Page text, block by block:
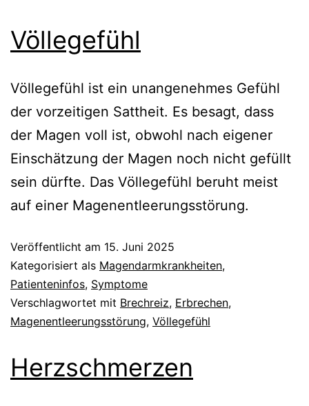
Völlegefühl
Völlegefühl ist ein unangenehmes Gefühl
der vorzeitigen Sattheit. Es besagt, dass
der Magen voll ist, obwohl nach eigener
Einschätzung der Magen noch nicht gefüllt
sein dürfte. Das Völlegefühl beruht meist
auf einer Magenentleerungsstörung.
Veröffentlicht am 15. Juni 2025
Kategorisiert als Magendarmkrankheiten,
Patienteninfos, Symptome
Verschlagwortet mit Brechreiz, Erbrechen,
Magenentleerungsstörung, Völlegefühl
Herzschmerzen